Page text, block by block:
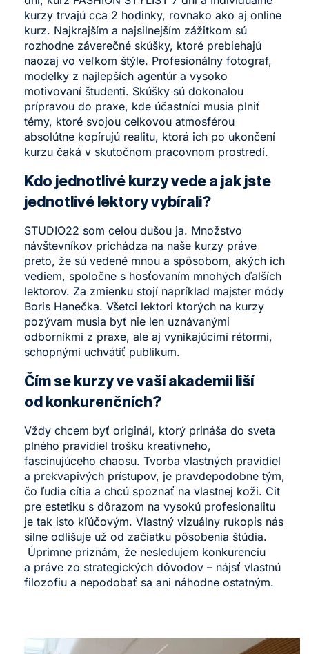
kurzy trvajú cca 2 hodinky, rovnako ako aj online
kurz. Najkrajším a najsilnejším zážitkom sú
rozhodne záverečné skúšky, ktoré prebiehajú
naozaj vo veľkom štýle. Profesionálny fotograf,
modelky z najlepších agentúr a vysoko
motivovaní študenti. Skúšky sú dokonalou
prípravou do praxe, kde účastníci musia plniť
témy, ktoré svojou celkovou atmosférou
absolútne kopírujú realitu, ktorá ich po ukončení
kurzu čaká v skutočnom pracovnom prostredí.
Kdo jednotlivé kurzy vede a jak jste
jednotlivé lektory vybírali?
STUDIO22 som celou dušou ja. Množstvo
návštevníkov prichádza na naše kurzy práve
preto, že sú vedené mnou a spôsobom, akých ich
vediem, spoločne s hosťovaním mnohých ďalších
lektorov. Za zmienku stojí napríklad majster módy
Boris Hanečka. Všetci lektori ktorých na kurzy
pozývam musia byť nie len uznávanými
odborníkmi z praxe, ale aj vynikajúcimi rétormi,
schopnými uchvátiť publikum.
Čím se kurzy ve vaší akademii liší
od konkurenčních?
Vždy chcem byť originál, ktorý prináša do sveta
plného pravidiel trošku kreatívneho,
fascinujúceho chaosu. Tvorba vlastných pravidiel
a prekvapivých prístupov, je pravdepodobne tým,
čo ľudia cítia a chcú spoznať na vlastnej koži. Cit
pre estetiku s dôrazom na vysokú profesionalitu
je tak isto kľúčovým. Vlastný vizuálny rukopis nás
silne odlišuje už od začiatku pôsobenia štúdia.
Úprimne priznám, že nesledujem konkurenciu
a práve zo strategických dôvodov – nájsť vlastnú
filozofiu a nepodobať sa ani náhodne ostatným.